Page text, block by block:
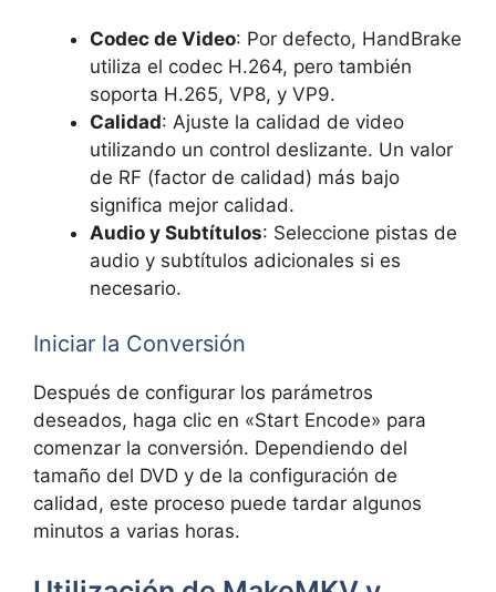
Codec de Video: Por defecto, HandBrake
utiliza el codec H.264, pero también
soporta H.265, VP8, y VP9.
Calidad: Ajuste la calidad de video
utilizando un control deslizante. Un valor
de RF (factor de calidad) más bajo
significa mejor calidad.
Audio y Subtítulos: Seleccione pistas de
audio y subtítulos adicionales si es
necesario.
Iniciar la Conversión
Después de configurar los parámetros
deseados, haga clic en «Start Encode» para
comenzar la conversión. Dependiendo del
tamaño del DVD y de la configuración de
calidad, este proceso puede tardar algunos
minutos a varias horas.